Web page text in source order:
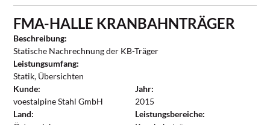
FMA-HALLE KRANBAHNTRÄGER
Beschreibung:
Statische Nachrechnung der KB-Träger
Leistungsumfang:
Statik, Übersichten
Kunde:
voestalpine Stahl GmbH
Land:
Jahr:
2015
Leistungsbereiche: